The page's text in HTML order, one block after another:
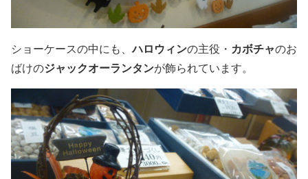
ショーケースの中にも、ハロウィンの主役・ カボチャのお
ばけのジャックオーランタンが飾られています。